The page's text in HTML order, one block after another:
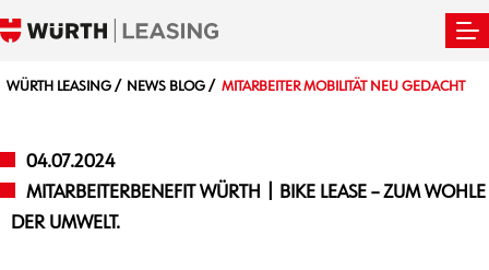
WÜRTH LEASING NEWS BLOG MITARBEITER MOBILITÄT NEU GEDACHT
04.07.2024
MITARBEITERBENEFIT WÜRTH | BIKE LEASE – ZUM WOHLE
DER UMWELT.